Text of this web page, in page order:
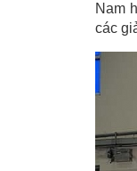
Nam
các